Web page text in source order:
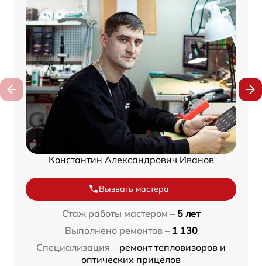
Константин Александрович Иванов
Вызвать мастера
Стаж работы мастером – 5 лет
Выполнено ремонтов – 1 130
Специализация – ремонт тепловизоров и
оптических прицелов